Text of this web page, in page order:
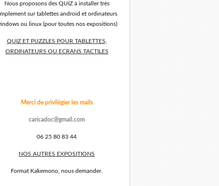
Nous proposons des QUIZ à installer très
sur tablettes android et ordinateurs
ou linux (pour toutes nos expositions)
QUIZ ET PUZZLES POUR TABLETTES,
ORDINATEURS OU ECRANS TACTILES
Merci de privilégier les mails
caricadoc@gmail.com
06 25 80 83 44
NOS AUTRES EXPOSITIONS
Format Kakemono, nous demander.